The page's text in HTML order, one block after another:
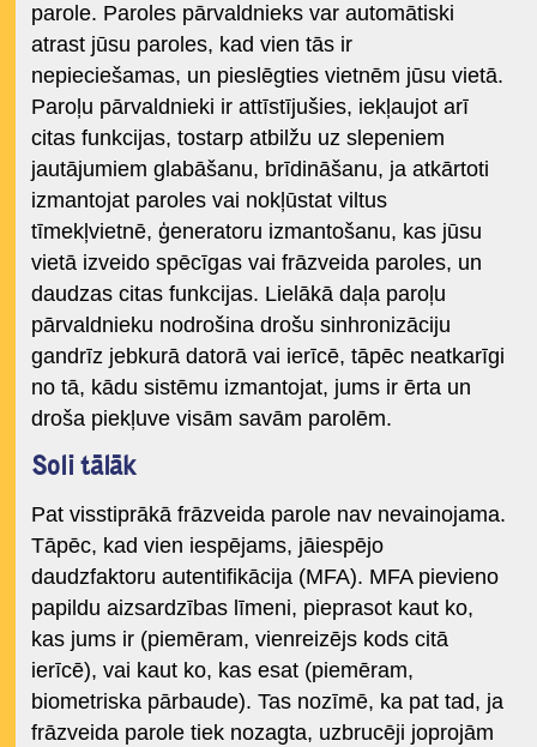
parole. Paroles pārvaldnieks var automātiski
atrast jūsu paroles, kad vien tās ir
nepieciešamas, un pieslēgties vietnēm jūsu vietā.
Paroļu pārvaldnieki ir attīstījušies, iekļaujot arī
citas funkcijas, tostarp atbilžu uz slepeniem
jautājumiem glabāšanu, brīdināšanu, ja atkārtoti
izmantojat paroles vai nokļūstat viltus
tīmekļvietnē, ģeneratoru izmantošanu, kas jūsu
vietā izveido spēcīgas vai frāzveida paroles, un
daudzas citas funkcijas. Lielākā daļa paroļu
pārvaldnieku nodrošina drošu sinhronizāciju
gandrīz jebkurā datorā vai ierīcē, tāpēc neatkarīgi
no tā, kādu sistēmu izmantojat, jums ir ērta un
droša piekļuve visām savām parolēm.
Soli tālāk
Pat visstiprākā frāzveida parole nav nevainojama.
Tāpēc, kad vien iespējams, jāiespējo
daudzfaktoru autentifikācija (MFA). MFA pievieno
papildu aizsardzības līmeni, pieprasot kaut ko,
kas jums ir (piemēram, vienreizējs kods citā
ierīcē), vai kaut ko, kas esat (piemēram,
biometriska pārbaude). Tas nozīmē, ka pat tad, ja
frāzveida parole tiek nozagta, uzbrucēji joprojām